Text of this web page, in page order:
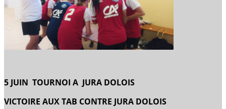
5 JUIN TOURNOI A JURA DOLOIS
VICTOIRE AUX TAB CONTRE JURA DOLOIS